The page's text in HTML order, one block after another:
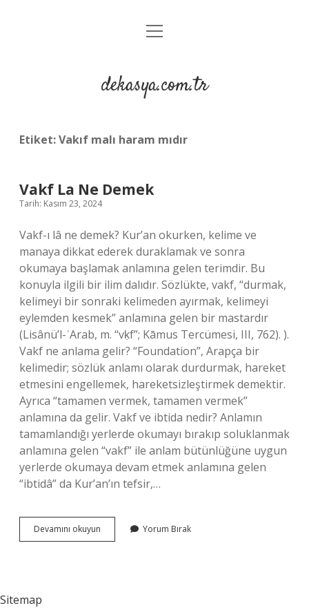
Anasayfa
Yasal Uyarı
menüyü
dekasya.com.tr
Etiket:Vakıf malı haram mıdır
Vakf La Ne Demek
Tarih: Kasım 23, 2024
Vakf-ı lâ ne demek? Kur’an okurken, kelime ve
manaya dikkat ederek duraklamak ve sonra
okumaya başlamak anlamına gelen terimdir. Bu
konuyla ilgili bir ilim dalıdır. Sözlükte, vakf, “durmak,
kelimeyi bir sonraki kelimeden ayırmak, kelimeyi
eylemden kesmek” anlamına gelen bir mastardır
(Lisânü’l-ʿArab, m. “vḳf”; Kāmus Tercümesi, III, 762). ).
Vakf ne anlama gelir? “Foundation”, Arapça bir
kelimedir; sözlük anlamı olarak durdurmak, hareket
etmesini engellemek, hareketsizleştirmek demektir.
Ayrıca “tamamen vermek, tamamen vermek”
anlamına da gelir. Vakf ve ibtida nedir? Anlamın
tamamlandığı yerlerde okumayı bırakıp soluklanmak
anlamına gelen “vakf” ile anlam bütünlüğüne uygun
yerlerde okumaya devam etmek anlamına gelen
“ibtidâ” da Kur’an’ın tefsir,…
Devamını okuyun
La
Yorum Bırak
Sitemap